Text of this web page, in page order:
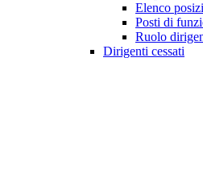
Elenco
Posti di
Ruolo
Dirigenti cessati